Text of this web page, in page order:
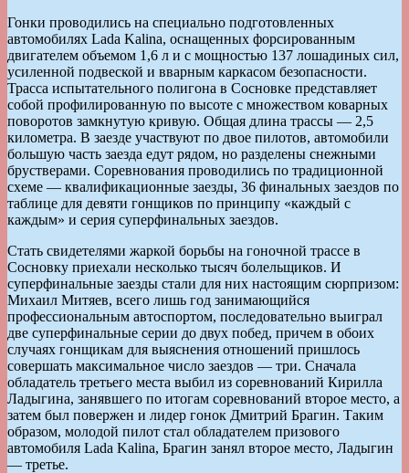
Гонки проводились на специально подготовленных
автомобилях Lada Kalina, оснащенных форсированным
двигателем объемом 1,6 л и с мощностью 137 лошадиных сил,
усиленной подвеской и вварным каркасом безопасности.
Трасса испытательного полигона в Сосновке представляет
собой профилированную по высоте с множеством коварных
поворотов замкнутую кривую. Общая длина трассы — 2,5
километра. В заезде участвуют по двое пилотов, автомобили
большую часть заезда едут рядом, но разделены снежными
брустверами. Соревнования проводились по традиционной
схеме — квалификационные заезды, 36 финальных заездов по
таблице для девяти гонщиков по принципу «каждый с
каждым» и серия суперфинальных заездов.
Cтать свидетелями жаркой борьбы на гоночной трассе в
Сосновку приехали несколько тысяч болельщиков. И
суперфинальные заезды стали для них настоящим сюрпризом:
Михаил Митяев, всего лишь год занимающийся
профессиональным автоспортом, последовательно выиграл
две суперфинальные серии до двух побед, причем в обоих
случаях гонщикам для выяснения отношений пришлось
совершать максимальное число заездов — три. Сначала
обладатель третьего места выбил из соревнований Кирилла
Ладыгина, занявшего по итогам соревнований второе место, а
затем был повержен и лидер гонок Дмитрий Брагин. Таким
образом, молодой пилот стал обладателем призового
автомобиля Lada Kalina, Брагин занял второе место, Ладыгин
— третье.